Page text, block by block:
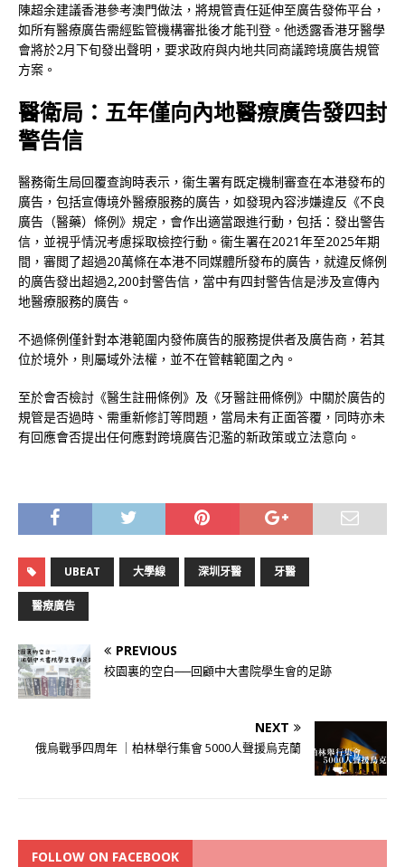
陳超余建議香港參考澳門做法，將規管責任延伸至廣告發佈平台，
如所有醫療廣告需經監管機構審批後才能刊登。他透露香港牙醫學
會將於2月下旬發出聲明，要求政府與内地共同商議跨境廣告規管
方案。
醫衛局：五年僅向內地醫療廣告發四封
警告信
醫務衛生局回覆查詢時表示，衞生署有既定機制審查在本港發布的
廣告，包括宣傳境外醫療服務的廣告，如發現內容涉嫌違反《不良
廣告（醫藥）條例》規定，會作出適當跟進行動，包括：發出警告
信，並視乎情況考慮採取檢控行動。衞生署在2021年至2025年期
間，審閲了超過20萬條在本港不同媒體所發布的廣告，就違反條例
的廣告發出超過2,200封警告信，當中有四封警告信是涉及宣傳內
地醫療服務的廣告。
不過條例僅針對本港範圍内發佈廣告的服務提供者及廣告商，若其
位於境外，則屬域外法權，並不在管轄範圍之內。
至於會否檢討《醫生註冊條例》及《牙醫註冊條例》中關於廣告的
規管是否過時、需重新修訂等問題，當局未有正面答覆，同時亦未
有回應會否提出任何應對跨境廣告氾濫的新政策或立法意向。
UBEAT 大學線 深圳牙醫 牙醫
醫療廣告
PREVIOUS
校園裏的空白──回顧中大書院學生會的足跡
NEXT
俄烏戰爭四周年 ｜柏林舉行集會 5000人聲援烏克蘭
FOLLOW ON FACEBOOK